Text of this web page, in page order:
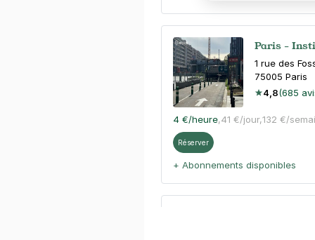
Paris -
1 rue des
75005 Paris
4,8(685
4 €/heure,41 €/jour,132 €/
Réserver
+ Abonnements disponibles